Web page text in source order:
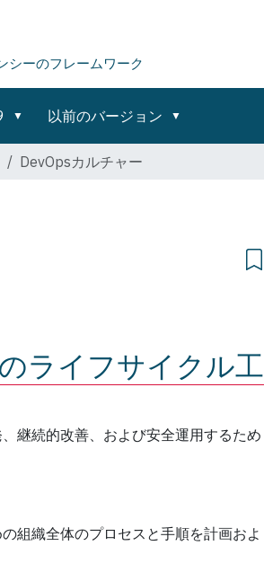
シーのフレームワーク
以前のバージョン
DevOpsカルチャー
ライフサイクル工
継続的改善、および安全運用するため
組織全体のプロセスと手順を計画およ